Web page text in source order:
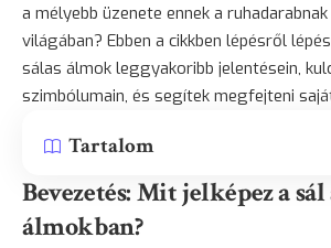
a mélyebb üzenete ennek a
világában? Ebben a cikkben lépésről
sálas álmok leggyakoribb jelentésein,
szimbólumain, és segítek megfejteni
Tartalom
Bevezetés: Mit jelképez a sál
álmokban?